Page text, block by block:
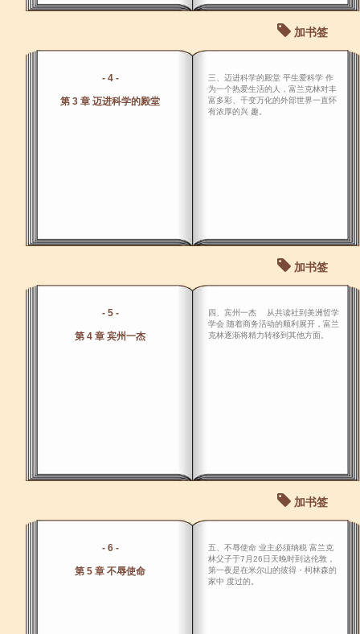
加书签
- 4 -
第 3 章 迈进科学的殿堂
三、迈进科学的殿堂 平生爱科学 作
为一个热爱生活的人，富兰克林对丰
富多彩、千变万化的外部世界一直怀
有浓厚的兴 趣。
加书签
- 5 -
第 4 章 宾州一杰
四、宾州一杰 从共读社到美洲哲学
学会 随着商务活动的顺利展开，富兰
克林逐渐将精力转移到其他方面。
加书签
- 6 -
第 5 章 不辱使命
五、不辱使命 业主必须纳税 富兰克
林父子于7月26日天晚时到达伦敦，
第一夜是在米尔山的彼得・柯林森的
家中 度过的。